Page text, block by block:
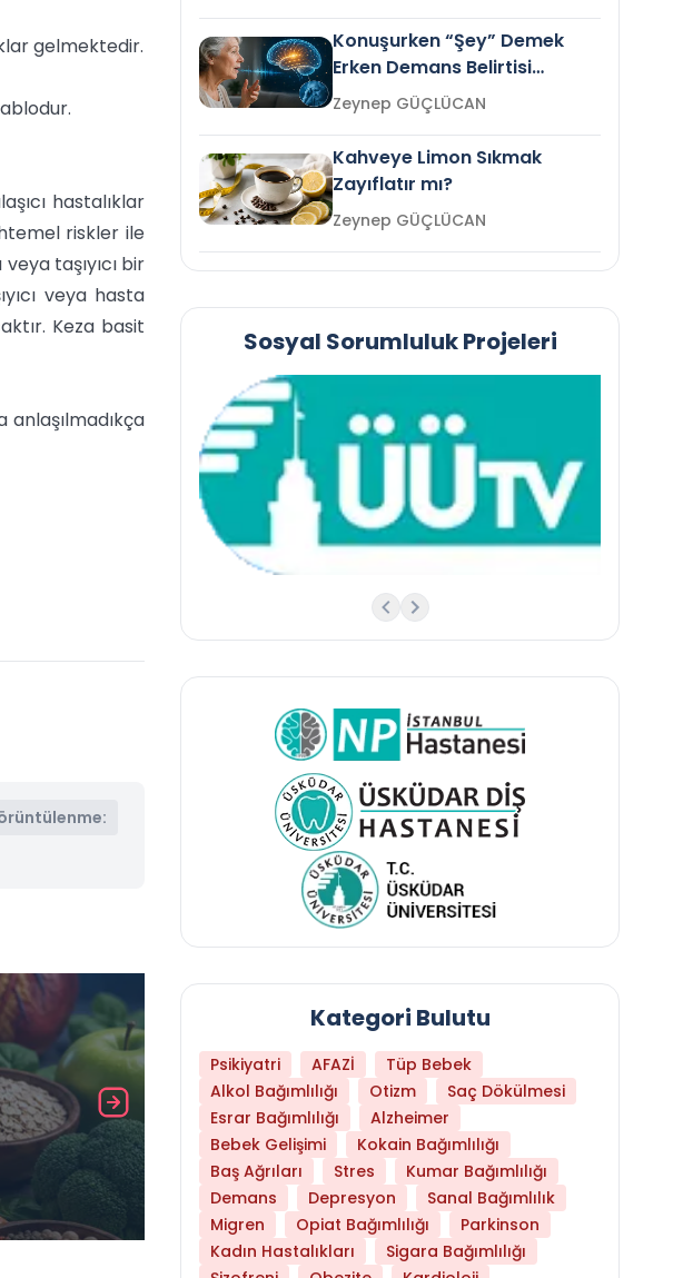
gelmektedir.
hastalıklar
riskler ile
taşıyıcı bir
veya hasta
Keza basit
anlaşılmadıkça
Daha Az Protein Tüketmek Yaşlanmayı
Konuşurken “Şey” Demek
Erken Demans Belirtisi
Olabilir mi?Zeynep GÜÇLÜCAN
Kahveye Limon Sıkmak
Zayıflatır mı?
Zeynep GÜÇLÜCAN
Sosyal Sorumluluk Projeleri
Kategori Bulutu
Psikiyatri AFAZİ
Tüp Bebek
Alkol Bağımlılığı
Otizm
Saç Dökülmesi
Esrar Bağımlılığı
Alzheimer
Bebek Gelişimi
Kokain Bağımlılığı
Baş Ağrıları
Stres
Kumar Bağımlılığı
Demans
Depresyon
Sanal Bağımlılık
Migren
Opiat Bağımlılığı
Parkinson
Kadın Hastalıkları
Sigara Bağımlılığı